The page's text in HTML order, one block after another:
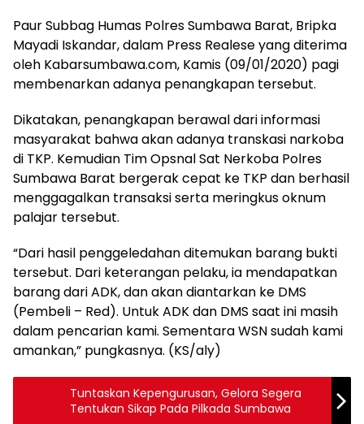
Paur Subbag Humas Polres Sumbawa Barat, Bripka
Mayadi Iskandar, dalam Press Realese yang diterima
oleh Kabarsumbawa.com, Kamis (09/01/2020) pagi
membenarkan adanya penangkapan tersebut.
Dikatakan, penangkapan berawal dari informasi
masyarakat bahwa akan adanya transkasi narkoba
di TKP. Kemudian Tim Opsnal Sat Nerkoba Polres
Sumbawa Barat bergerak cepat ke TKP dan berhasil
menggagalkan transaksi serta meringkus oknum
palajar tersebut.
“Dari hasil penggeledahan ditemukan barang bukti
tersebut. Dari keterangan pelaku, ia mendapatkan
barang dari ADK, dan akan diantarkan ke DMS
(Pembeli – Red). Untuk ADK dan DMS saat ini masih
dalam pencarian kami. Sementara WSN sudah kami
amankan,” pungkasnya. (KS/aly)
Tuntaskan Kepengurusan, Gelora Segera
Tentukan Sikap Pada Pilkada Sumbawa